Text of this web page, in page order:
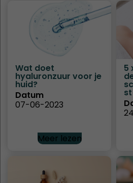
Wat doet
hyaluronzuur voor je
huid?
Datum
07-06-2023
Meer lezen
5